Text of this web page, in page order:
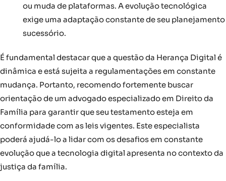
ou muda de plataformas. A evolução tecnológica
exige uma adaptação constante de seu planejamento
sucessório.
É fundamental destacar que a questão da Herança Digital é
dinâmica e está sujeita a regulamentações em constante
mudança. Portanto, recomendo fortemente buscar
orientação de um advogado especializado em Direito da
Família para garantir que seu testamento esteja em
conformidade com as leis vigentes. Este especialista
poderá ajudá-lo a lidar com os desafios em constante
evolução que a tecnologia digital apresenta no contexto da
justiça da família.